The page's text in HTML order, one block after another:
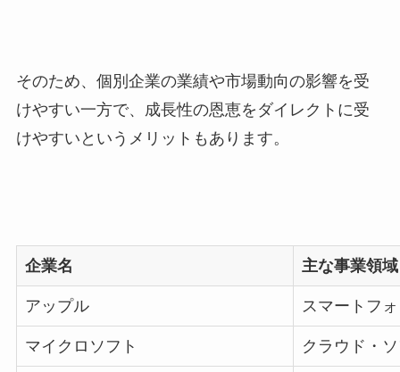
そのため、個別企業の業績や市場動向の影響を受
けやすい一方で、成長性の恩恵をダイレクトに受
けやすいというメリットもあります。
企業名 主な事業領域
アップル スマートフ
マイクロソフト クラウド・